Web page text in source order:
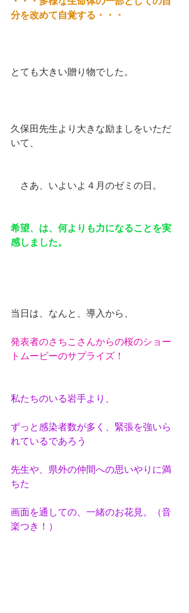
分を改めて自覚する・・・
とても大きい贈り物でした。
久保田先生より大きな励ましをいただ
いて、
さあ、いよいよ４月のゼミの日。
希望、は、何よりも力になることを実
感しました。
当日は、なんと、導入から、
発表者のさちこさんからの桜のショー
トムービーのサプライズ！
私たちのいる岩手より、
ずっと感染者数が多く、緊張を強いら
れているであろう
先生や、県外の仲間への思いやりに満
ちた
画面を通しての、一緒のお花見。（音
楽つき！）